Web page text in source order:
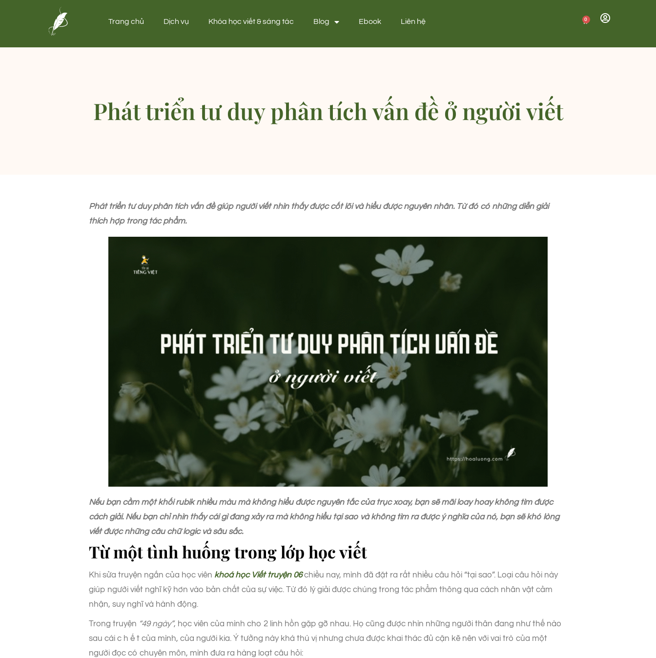
Trang chủ Dịch vụ Khóa học viết & sáng tác Blog Ebook Liên hệ 0
Phát triển tư duy phân tích vấn đề ở người viết
Phát triển tư duy phân tích vấn đề giúp người viết nhìn thấy được cốt lõi và hiểu được nguyên nhân. Từ đó có những diễn giải
thích hợp trong tác phẩm.
Nếu bạn cầm một khối rubik nhiều màu mà không hiểu được nguyên tắc của trục xoay, bạn sẽ mãi loay hoay không tìm được
cách giải. Nếu bạn chỉ nhìn thấy cái gì đang xảy ra mà không hiểu tại sao và không tìm ra được ý nghĩa của nó, bạn sẽ khó lòng
viết được những câu chữ logic và sâu sắc.
Từ một tình huống trong lớp học viết
Khi sửa truyện ngắn của học viên khoá học Viết truyện 06chiều nay, mình đã đặt ra rất nhiều câu hỏi “tại sao”. Loại câu hỏi này
giúp người viết nghĩ kỹ hơn vào bản chất của sự việc. Từ đó lý giải được chúng trong tác phẩm thông qua cách nhân vật cảm
nhận, suy nghĩ và hành động.
Trong truyện “49 ngày”, học viên của mình cho 2 linh hồn gặp gỡ nhau. Họ cũng được nhìn những người thân đang như thế nào
sau cái c h ế t của mình, của người kia. Ý tưởng này khá thú vị nhưng chưa được khai thác đủ cặn kẽ nên với vai trò của một
người đọc có chuyên môn, mình đưa ra hàng loạt câu hỏi: